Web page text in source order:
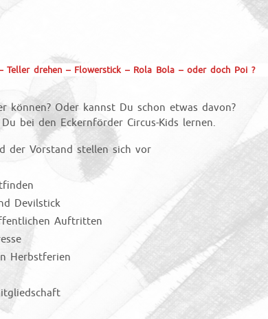
Teller drehen – Flowerstick – Rola Bola – oder doch Poi ?
können? Oder kannst Du schon etwas davon?
bei den Eckernförder Circus-Kids lernen.
der Vorstand stellen sich vor
Devilstick
Auftritten
Herbstferien